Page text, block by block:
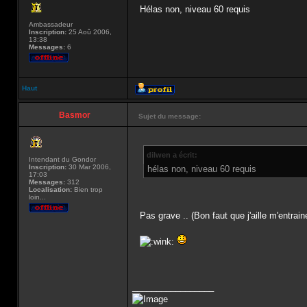
Ambassadeur
Inscription: 25 Aoû 2006,
13:38
Messages: 6
Hélas non, niveau 60 requis
Haut
Basmor Sujet du message:
Intendant du Gondor
Inscription: 30 Mar 2006,
17:03
Messages: 312
Localisation: Bien trop
loin...
dilwen a écrit:
hélas non, niveau 60 requis
Pas grave .. (Bon faut que j'aille